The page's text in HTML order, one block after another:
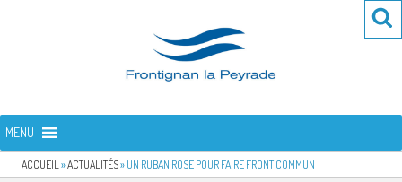
FRONTIGNAN LA PEYRADE
MENU
ACCUEIL »ACTUALITÉS» UN RUBAN ROSE POUR FAIRE FRONT COMMUN